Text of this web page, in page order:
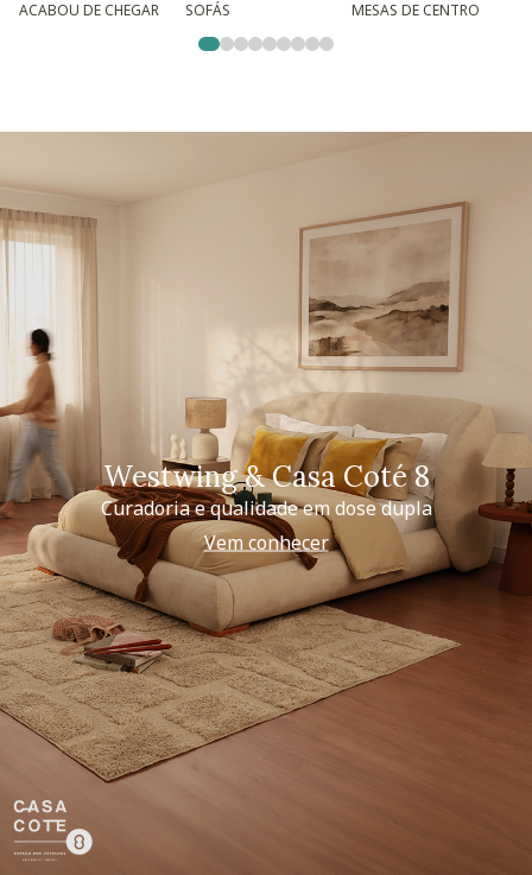
ACABOU DE CHEGAR SOFÁS MESAS DE CENTRO
Westwing & Casa Coté 8
Curadoria e qualidade em dose dupla
Vem conhecer